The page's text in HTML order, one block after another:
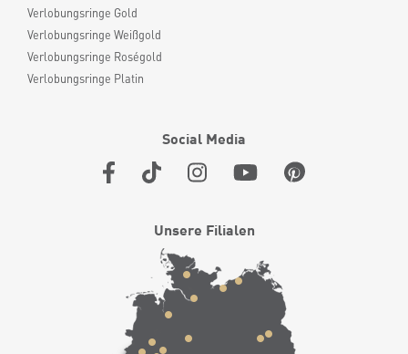
Verlobungsringe Gold
Verlobungsringe Weißgold
Verlobungsringe Roségold
Verlobungsringe Platin
Social Media
Unsere Filialen